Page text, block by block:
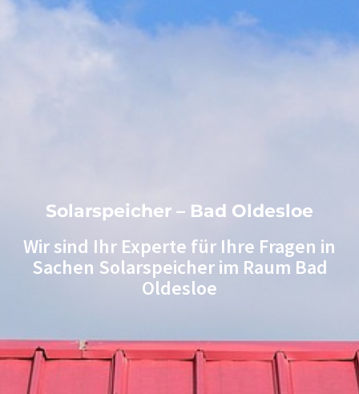
Solarspeicher – Bad Oldesloe
Wir sind Ihr Experte für Ihre Fragen in
Sachen Solarspeicher im Raum Bad
Oldesloe